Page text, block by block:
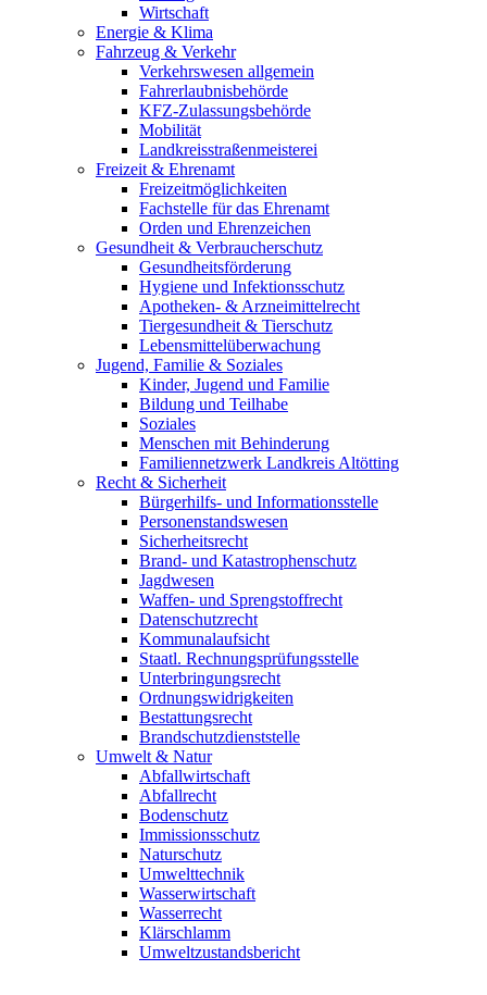
Wirtschaft
Energie & Klima
Fahrzeug & Verkehr
Verkehrswesen allgemein
Fahrerlaubnisbehörde
KFZ-Zulassungsbehörde
Mobilität
Landkreisstraßenmeisterei
Freizeit & Ehrenamt
Freizeitmöglichkeiten
Fachstelle für das Ehrenamt
Orden und Ehrenzeichen
Gesundheit & Verbraucherschutz
Gesundheitsförderung
Hygiene und Infektionsschutz
Apotheken- & Arzneimittelrecht
Tiergesundheit & Tierschutz
Lebensmittelüberwachung
Jugend, Familie & Soziales
Kinder, Jugend und Familie
Bildung und Teilhabe
Soziales
Menschen mit Behinderung
Familiennetzwerk Landkreis Altötting
Recht & Sicherheit
Bürgerhilfs- und Informationsstelle
Personenstandswesen
Sicherheitsrecht
Brand- und Katastrophenschutz
Jagdwesen
Waffen- und Sprengstoffrecht
Datenschutzrecht
Kommunalaufsicht
Staatl. Rechnungsprüfungsstelle
Unterbringungsrecht
Ordnungswidrigkeiten
Bestattungsrecht
Brandschutzdienststelle
Umwelt & Natur
Abfallwirtschaft
Abfallrecht
Bodenschutz
Immissionsschutz
Naturschutz
Umwelttechnik
Wasserwirtschaft
Wasserrecht
Klärschlamm
Umweltzustandsbericht